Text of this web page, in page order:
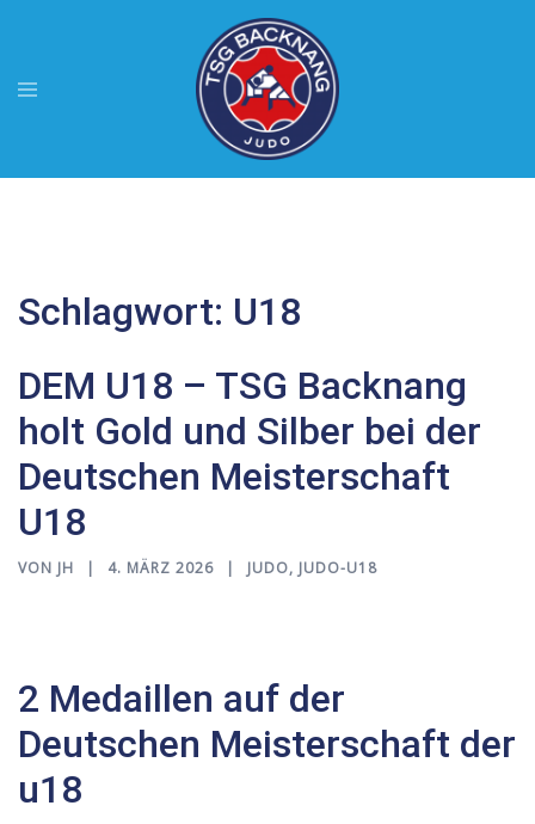
springen
Menü
umschalten
Schlagwort: U18
DEM U18 – TSG Backnang
holt Gold und Silber bei der
Deutschen Meisterschaft
U18
VON JH 4. MÄRZ 2026 JUDO, JUDO-U18
2 Medaillen auf der
Deutschen Meisterschaft der
u18